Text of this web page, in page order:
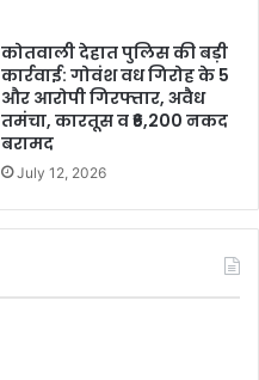
कोतवाली देहात पुलिस की बड़ी
कार्रवाई: गोवंश वध गिरोह के 5
और आरोपी गिरफ्तार, अवैध
तमंचा, कारतूस व ₹6,200 नकद
बरामद
July 12, 2026